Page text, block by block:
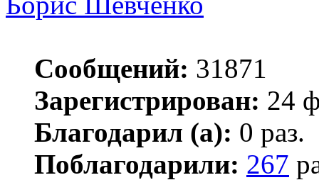
Сообщений: 31871
Зарегистрирован: 24
Благодарил (а): 0 раз.
Поблагодарили: 267